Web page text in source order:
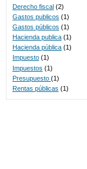
Derecho fiscal (2)
Gastos publicos (1)
Gastos públicos (1)
Hacienda publica (1)
Hacienda pública (1)
Impuesto (1)
Impuestos (1)
Presupuesto (1)
Rentas públicas (1)